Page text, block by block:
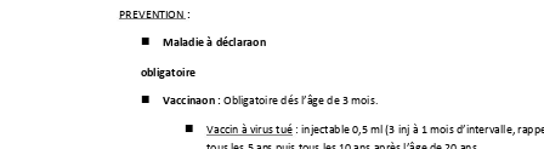
PREVENTION :
Maladie à déclaration
obligatoire
Vaccination : Obligatoire dés l’âge de 3 mois.
Vaccin à virus tué : injectable 0,5 ml (3 inj à 1 mois d’intervalle, r